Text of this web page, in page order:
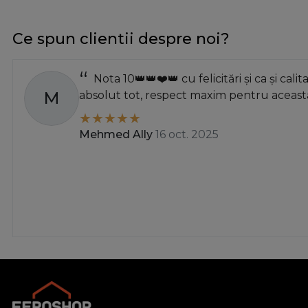
Ce spun clientii despre noi?
M
Nota 10👑👑❤️👑 cu felicitări și ca și
absolut tot, respect maxim pentru
Mehmed Ally 16 oct. 2025